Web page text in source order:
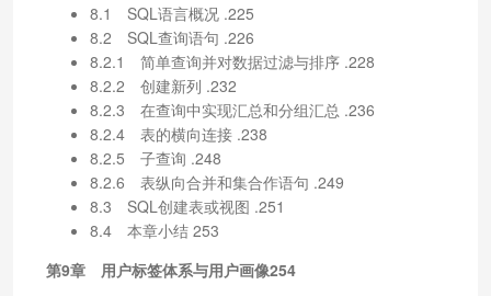
8.1 SQL语言概况 .225
8.2 SQL查询语句 .226
8.2.1 简单查询并对数据过滤与排序 .228
8.2.2 创建新列 .232
8.2.3 在查询中实现汇总和分组汇总 .236
8.2.4 表的横向连接 .238
8.2.5 子查询 .248
8.2.6 表纵向合并和集合作语句 .249
8.3 SQL创建表或视图 .251
8.4 本章小结 253
第9章 用户标签体系与用户画像254